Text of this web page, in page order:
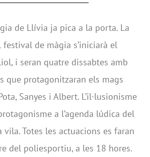
de Llívia ja pica a la porta. La
de màgia s’iniciarà el
i seran quatre dissabtes amb
que protagonitzaran els mags
Sanyes i Albert. L’il·lusionisme
a l’agenda lúdica del
Totes les actuacions es faran
del poliesportiu, a les 18 hores.